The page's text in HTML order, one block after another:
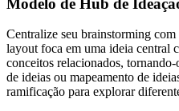
Centralize seu brainstorming
layout foca em uma ideia central
conceitos relacionados,
de ideias ou mapeamento de
ramificação para explorar